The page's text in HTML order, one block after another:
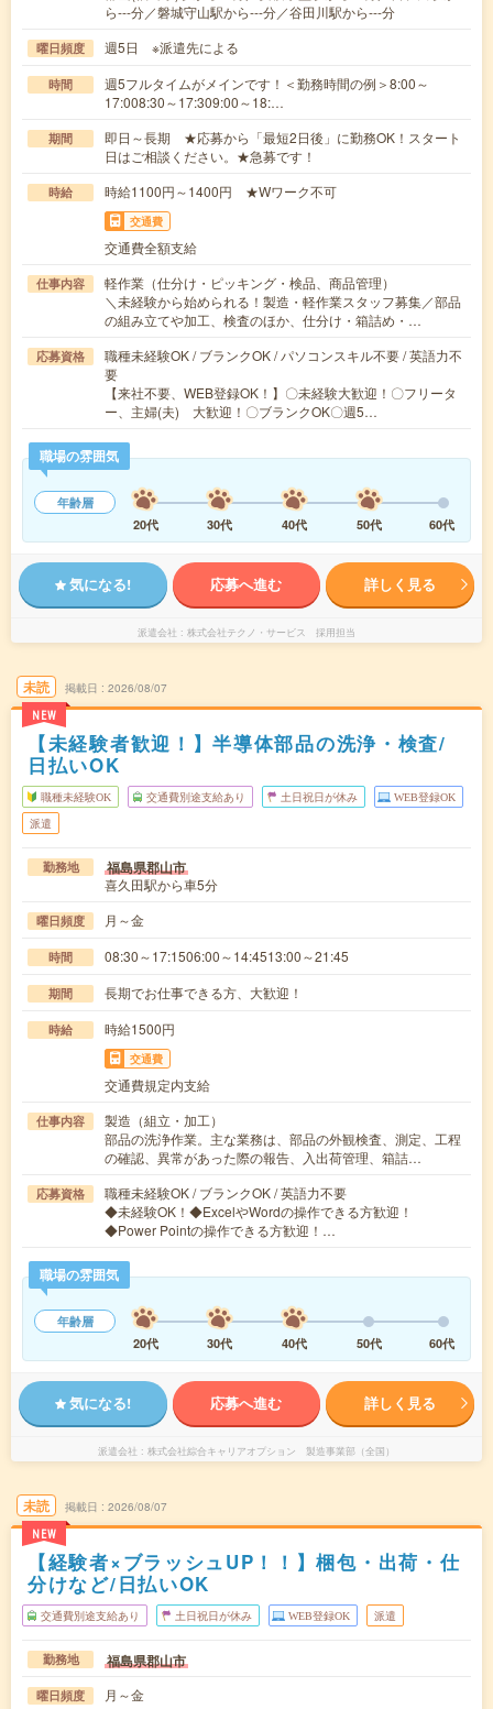
ら---分／磐城守山駅から---分／谷田川駅から---分
曜日頻度 週5日 ※派遣先による
時間
週5フルタイムがメインです！＜勤務時間の例＞8:00～
17:008:30～17:309:00～18:…
期間
即日～長期 ★応募から「最短2日後」に勤務OK！スタート
日はご相談ください。★急募です！
時給 時給1100円～1400円 ★Wワーク不可
交通費
交通費全額支給
仕事内容
軽作業（仕分け・ピッキング・検品、商品管理）
＼未経験から始められる！製造・軽作業スタッフ募集／部品
の組み立てや加工、検査のほか、仕分け・箱詰め・…
応募資格
職種未経験OK / ブランクOK / パソコンスキル不要 / 英語力不
要
【来社不要、WEB登録OK！】〇未経験大歓迎！〇フリータ
ー、主婦(夫) 大歓迎！〇ブランクOK〇週5…
職場の雰囲気
年齢層
20代
30代 40代 50代 60代
気になる! 応募へ進む 詳しく見る
派遣会社 株式会社テクノ・サービス 採用担当
未読
NEW
掲載日 2026/08/07
【未経験者歓迎！】半導体部品の洗浄・検査/
日払いOK
職種未経験OK 交通費別途支給あり 土日祝日が休み WEB登録OK
派遣
勤務地 福島県郡山市
喜久田駅から車5分
曜日頻度 月～金
時間 08:30～17:1506:00～14:4513:00～21:45
期間 長期でお仕事できる方、大歓迎！
時給 時給1500円
交通費
交通費規定内支給
仕事内容
製造（組立・加工）
部品の洗浄作業。主な業務は、部品の外観検査、測定、工程
の確認、異常があった際の報告、入出荷管理、箱詰…
応募資格
職種未経験OK / ブランクOK / 英語力不要
◆未経験OK！◆ExcelやWordの操作できる方歓迎！
◆Power Pointの操作できる方歓迎！…
職場の雰囲気
年齢層
20代
30代 40代 50代 60代
気になる! 応募へ進む 詳しく見る
派遣会社 株式会社綜合キャリアオプション 製造事業部（全国）
未読
NEW
掲載日 2026/08/07
【経験者×ブラッシュUP！！】梱包・出荷・仕
分けなど/日払いOK
交通費別途支給あり 土日祝日が休み WEB登録OK 派遣
勤務地 福島県郡山市
曜日頻度 月～金